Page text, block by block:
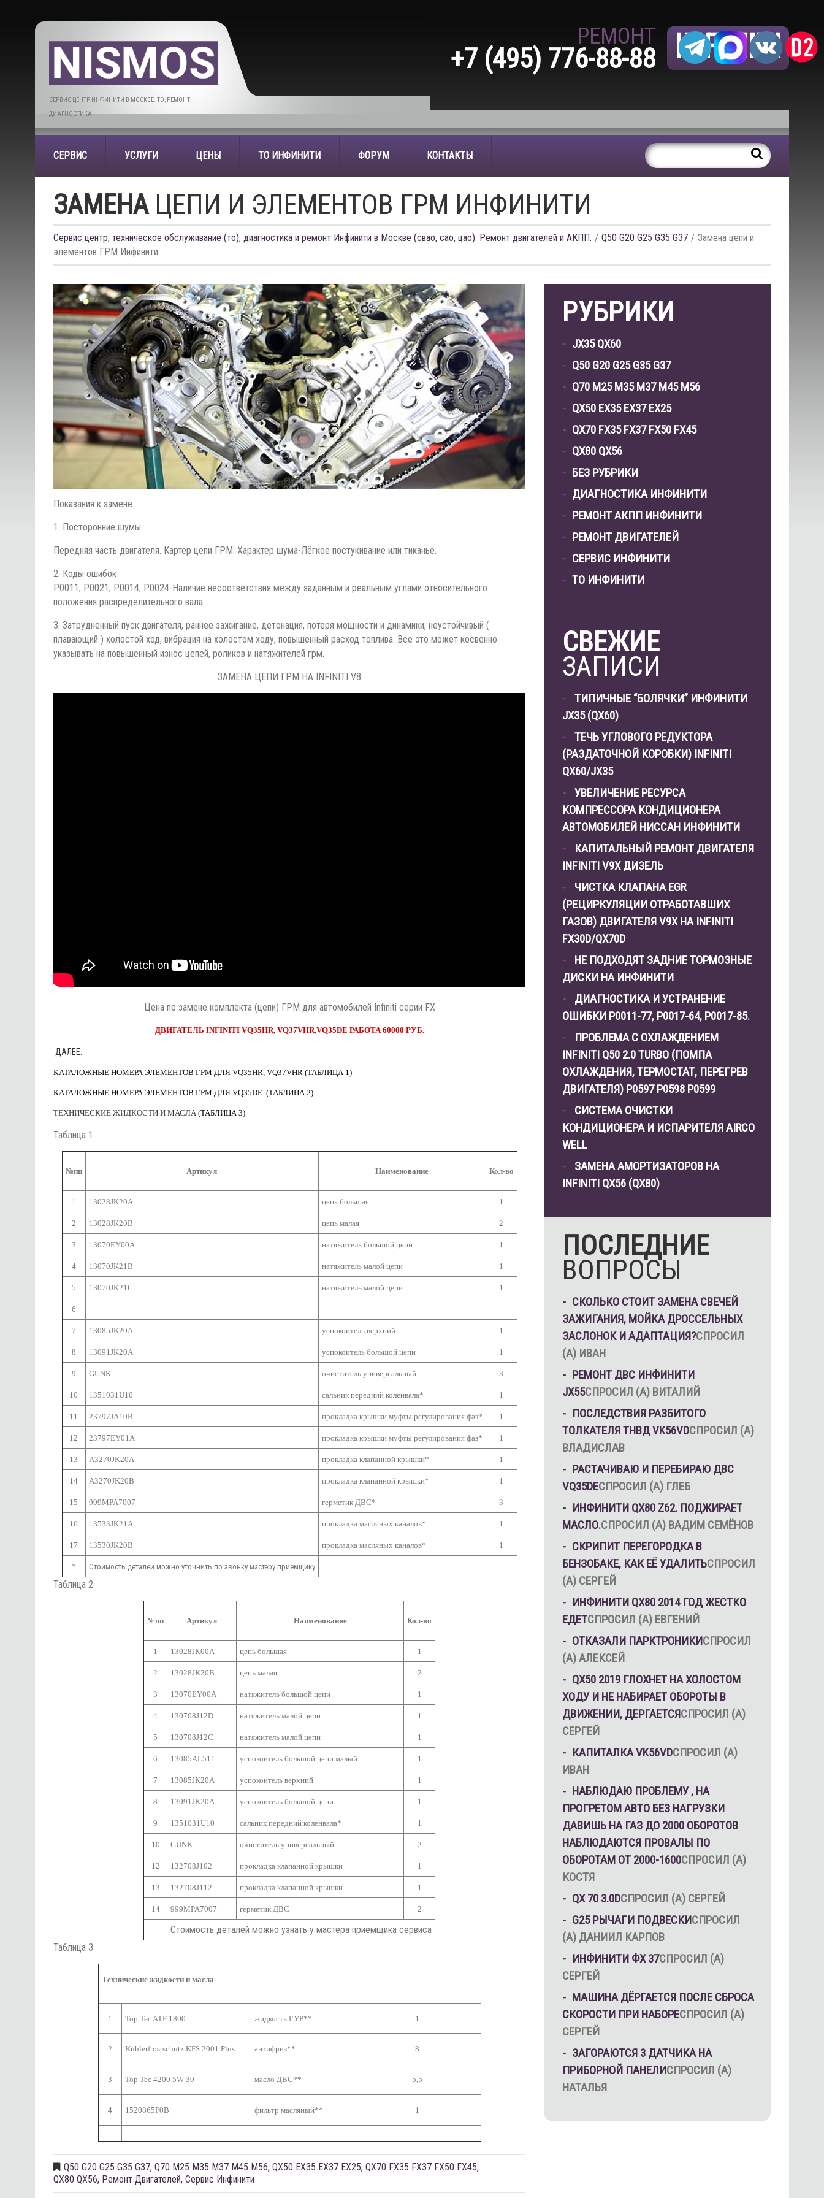
СЕРВИС ЦЕНТР ИНФИНИТИ В МОСКВЕ. ТО, РЕМОНТ,
ДИАГНОСТИКА.
INFINITI
РЕМОНТ
+7 (495) 776-88-88
СЕРВИС УСЛУГИ ЦЕНЫ ТО ИНФИНИТИ ФОРУМ КОНТАКТЫ
ЗАМЕНАЦЕПИ И ЭЛЕМЕНТОВ ГРМ ИНФИНИТИ
Сервис центр, техническое обслуживание (то), диагностика и ремонт Инфинити в Москве (свао, сао, цао). Ремонт двигателей и АКПП. Q50 G20 G25 G35 G37
Замена цепи и
элементов ГРМ Инфинити
Показания к замене.
1. Посторонние шумы.
Передняя часть двигателя. Картер цепи ГРМ. Характер шума-Лёгкое постукивание или тиканье.
2. Коды ошибок
P0011, P0021, P0014, P0024-Наличие несоответствия между заданным и реальным углами относительного
положения распределительного вала.
3. Затрудненный пуск двигателя, раннее зажигание, детонация, потеря мощности и динамики, неустойчивый (
плавающий ) холостой ход, вибрация на холостом ходу, повышенный расход топлива. Все это может косвенно
указывать на повышенный износ цепей, роликов и натяжителей грм.
ЗАМЕНА ЦЕПИ ГРМ НА INFINITI V8
Цена по замене комплекта (цепи) ГРМ для автомобилей Infiniti серии FX
ДВИГАТЕЛЬ INFINITI VQ35HR, VQ37VHR,VQ35DE РАБОТА 60000 РУБ.
ДАЛЕЕ.
КАТАЛОЖНЫЕ НОМЕРА ЭЛЕМЕНТОВ ГРМ ДЛЯ VQ35HR, VQ37VHR (ТАБЛИЦА 1)
КАТАЛОЖНЫЕ НОМЕРА ЭЛЕМЕНТОВ ГРМ ДЛЯ VQ35DE (ТАБЛИЦА 2)
ТЕХНИЧЕСКИЕ ЖИДКОСТИ И МАСЛА (ТАБЛИЦА 3)
Таблица 1
№пп Артикул Наименование Кол-во
1 13028JK20A цепь большая 1
2 13028JK20B цепь малая 2
3 13070EY00A натяжитель большой цепи 1
4 13070JK21B натяжитель малой цепи 1
5 13070JK21C натяжитель малой цепи 1
6
7 13085JK20A успокоитель верхний 1
8 13091JK20A успокоитель большой цепи 1
9 GUNK очиститель универсальный 3
10 1351031U10 сальник передний коленвала* 1
11 23797JA10B прокладка крышки муфты регулирования фаз* 1
12 23797EY01A прокладка крышки муфты регулирования фаз* 1
13 A3270JK20A прокладка клапанной крышки* 1
14 A3270JK20B прокладка клапанной крышки* 1
15 999MPA7007 герметик ДВС* 3
16 13533JK21A прокладка масляных каналов* 1
17 13530JK20B прокладка масляных каналов* 1
* Стоимость деталей можно уточнить по звонку мастеру приемщику
Таблица 2
№пп Артикул Наименование Кол-во
1 13028JK00A цепь большая 1
2 13028JK20B цепь малая 2
3 13070EY00A натяжитель большой цепи 1
4 130708J12D натяжитель малой цепи 1
5 130708J12C натяжитель малой цепи 1
6 13085AL511 успокоитель большой цепи малый 1
7 13085JK20A успокоитель верхний 1
8 13091JK20A успокоитель большой цепи 1
9 1351031U10 сальник передний коленвала* 1
10 GUNK очиститель универсальный 2
12 132708J102 прокладка клапанной крышки 1
13 132708J112 прокладка клапанной крышки 1
14 999MPA7007 герметик ДВС 2
Стоимость деталей можно узнать у мастера приемщика сервиса
Таблица 3
Технические жидкости и масла
1 Top Tec ATF 1800 жидкость ГУР** 1
2 Kuhlerfrostschutz KFS 2001 Plus антифриз** 8
3 Top Tec 4200 5W-30 масло ДВС** 5,5
4 1520865F0B фильтр масляный** 1
Q50 G20 G25 G35 G37, Q70 M25 M35 M37 M45 M56, QX50 EX35 EX37 EX25, QX70 FX35 FX37 FX50 FX45,
QX80 QX56, Ремонт Двигателей, Сервис Инфинити
РУБРИКИ
JX35 QX60
Q50 G20 G25 G35 G37
Q70 M25 M35 M37 M45 M56
QX50 EX35 EX37 EX25
QX70 FX35 FX37 FX50 FX45
QX80 QX56
БЕЗ РУБРИКИ
ДИАГНОСТИКА ИНФИНИТИ
РЕМОНТ АКПП ИНФИНИТИ
РЕМОНТ ДВИГАТЕЛЕЙ
СЕРВИС ИНФИНИТИ
ТО ИНФИНИТИ
СВЕЖИЕ
ЗАПИСИ
ТИПИЧНЫЕ “БОЛЯЧКИ” ИНФИНИТИ
JX35 (QX60)
ТЕЧЬ УГЛОВОГО РЕДУКТОРА
(РАЗДАТОЧНОЙ КОРОБКИ) INFINITI
QX60/JX35
УВЕЛИЧЕНИЕ РЕСУРСА
КОМПРЕССОРА КОНДИЦИОНЕРА
АВТОМОБИЛЕЙ НИССАН ИНФИНИТИ
КАПИТАЛЬНЫЙ РЕМОНТ ДВИГАТЕЛЯ
INFINITI V9X ДИЗЕЛЬ
ЧИСТКА КЛАПАНА EGR
(РЕЦИРКУЛЯЦИИ ОТРАБОТАВШИХ
ГАЗОВ) ДВИГАТЕЛЯ V9X НА INFINITI
FX30D/QX70D
НЕ ПОДХОДЯТ ЗАДНИЕ ТОРМОЗНЫЕ
ДИСКИ НА ИНФИНИТИ
ДИАГНОСТИКА И УСТРАНЕНИЕ
ОШИБКИ Р0011-77, P0017-64, P0017-85.
ПРОБЛЕМА С ОХЛАЖДЕНИЕМ
INFINITI Q50 2.0 TURBO (ПОМПА
ОХЛАЖДЕНИЯ, ТЕРМОСТАТ, ПЕРЕГРЕВ
ДВИГАТЕЛЯ) P0597 P0598 P0599
СИСТЕМА ОЧИСТКИ
КОНДИЦИОНЕРА И ИСПАРИТЕЛЯ AIRCO
WELL
ЗАМЕНА АМОРТИЗАТОРОВ НА
INFINITI QX56 (QX80)
ПОСЛЕДНИЕ
ВОПРОСЫ
СКОЛЬКО СТОИТ ЗАМЕНА СВЕЧЕЙ
ЗАЖИГАНИЯ, МОЙКА ДРОССЕЛЬНЫХ
ЗАСЛОНОК И АДАПТАЦИЯ?СПРОСИЛ
(А) ИВАН
РЕМОНТ ДВС ИНФИНИТИ
JX55СПРОСИЛ (А) ВИТАЛИЙ
ПОСЛЕДСТВИЯ РАЗБИТОГО
ТОЛКАТЕЛЯ ТНВД VK56VDСПРОСИЛ (А)
ВЛАДИСЛАВ
РАСТАЧИВАЮ И ПЕРЕБИРАЮ ДВС
VQ35DEСПРОСИЛ (А) ГЛЕБ
ИНФИНИТИ QX80 Z62. ПОДЖИРАЕТ
МАСЛО.СПРОСИЛ (А) ВАДИМ СЕМЁНОВ
СКРИПИТ ПЕРЕГОРОДКА В
БЕНЗОБАКЕ, КАК ЕЁ УДАЛИТЬСПРОСИЛ
(А) СЕРГЕЙ
ИНФИНИТИ QX80 2014 ГОД ЖЕСТКО
ЕДЕТСПРОСИЛ (А) ЕВГЕНИЙ
ОТКАЗАЛИ ПАРКТРОНИКИСПРОСИЛ
(А) АЛЕКСЕЙ
QX50 2019 ГЛОХНЕТ НА ХОЛОСТОМ
ХОДУ И НЕ НАБИРАЕТ ОБОРОТЫ В
ДВИЖЕНИИ, ДЕРГАЕТСЯСПРОСИЛ (А)
СЕРГЕЙ
КАПИТАЛКА VK56VDСПРОСИЛ (А)
ИВАН
НАБЛЮДАЮ ПРОБЛЕМУ , НА
ПРОГРЕТОМ АВТО БЕЗ НАГРУЗКИ
ДАВИШЬ НА ГАЗ ДО 2000 ОБОРОТОВ
НАБЛЮДАЮТСЯ ПРОВАЛЫ ПО
ОБОРОТАМ ОТ 2000-1600СПРОСИЛ (А)
КОСТЯ
QX 70 3.0DСПРОСИЛ (А) СЕРГЕЙ
G25 РЫЧАГИ ПОДВЕСКИСПРОСИЛ
(А) ДАНИИЛ КАРПОВ
ИНФИНИТИ ФХ 37СПРОСИЛ (А)
СЕРГЕЙ
МАШИНА ДЁРГАЕТСЯ ПОСЛЕ СБРОСА
СКОРОСТИ ПРИ НАБОРЕСПРОСИЛ (А)
СЕРГЕЙ
ЗАГОРАЮТСЯ 3 ДАТЧИКА НА
ПРИБОРНОЙ ПАНЕЛИСПРОСИЛ (А)
НАТАЛЬЯ